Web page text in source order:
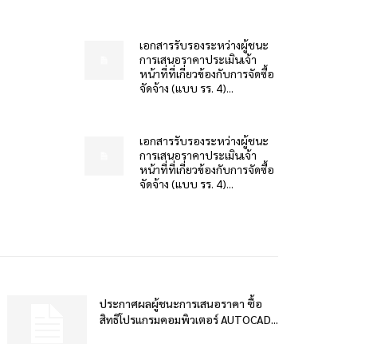
เอกสารรับรองระหว่างผู้ชนะ
การเสนอราคาประเมินเจ้า
หน้าที่ที่เกี่ยวข้องกับการจัดซื้อ
จัดจ้าง (แบบ รร. 4)...
เอกสารรับรองระหว่างผู้ชนะ
การเสนอราคาประเมินเจ้า
หน้าที่ที่เกี่ยวข้องกับการจัดซื้อ
จัดจ้าง (แบบ รร. 4)...
ประกาศผลผู้ชนะการเสนอราคา ซื้อ
สิทธิโปรแกรมคอมพิวเตอร์ AUTOCAD...